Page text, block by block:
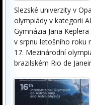
Slezské univerzity v
olympiády v kategorii
Gymnázia Jana
v srpnu letošního roku
17. Mezinárodní
brazilském Rio de